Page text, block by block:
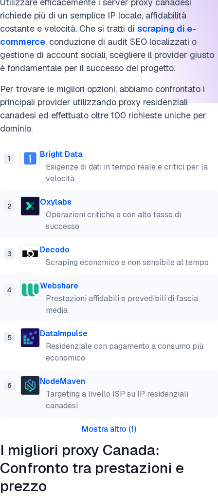
richiede più di un semplice IP locale, affidabilità
costante e velocità. Che si tratti di scraping di e-
commerce, conduzione di audit SEO localizzati o
gestione di account sociali, scegliere il provider giusto
è fondamentale per il successo del progetto.
Per trovare le migliori opzioni, abbiamo confrontato i
principali provider utilizzando proxy residenziali
canadesi ed effettuato oltre 100 richieste uniche per
dominio.
1
Bright Data
Esigenze di dati in tempo reale e critici per la
velocità
2
Oxylabs
Operazioni critiche e con alto tasso di
successo
3
Decodo
Scraping economico e non sensibile al tempo
4
Webshare
Prestazioni affidabili e prevedibili di fascia
media
5
DataImpulse
Residenziale con pagamento a consumo più
economico
6
NodeMaven
Targeting a livello ISP su IP residenziali
canadesi
Mostra altro (1)
I migliori proxy Canada:
Confronto tra prestazioni e
prezzo